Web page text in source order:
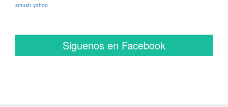
smush yahoo
Siguenos en Facebook